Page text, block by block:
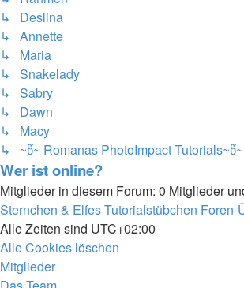
↳ Deslina
↳ Annette
↳ Maria
↳ Snakelady
↳ Sabry
↳ Dawn
↳ Macy
↳ ~წ~ Romanas PhotoImpact Tutorials~წ~
Wer ist online?
Mitglieder in diesem Forum: 0 Mitglieder
Sternchen & Elfes Tutorialstübchen Foren-
Alle Zeiten sind UTC+02:00
Alle Cookies löschen
Mitglieder